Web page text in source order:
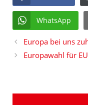
WhatsApp
Europa bei uns
Europawahl für